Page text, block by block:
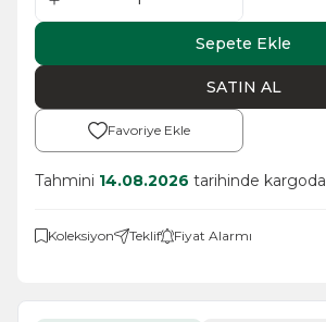
Sepete Ekle
SATIN AL
Favoriye Ekle
Tahmini 14.08.2026 tarihinde kargoda
Koleksiyon Teklif Fiyat Alarmı